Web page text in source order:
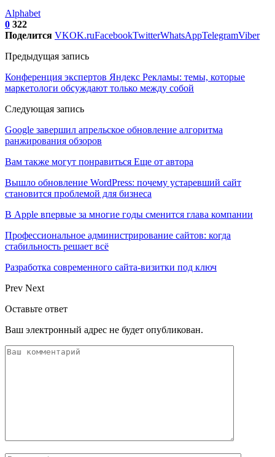
Alphabet
0 322
Поделится VKOK.ruFacebookTwitterWhatsAppTelegramViber
Предыдущая запись
Конференция экспертов Яндекс Рекламы: темы, которые
маркетологи обсуждают только между собой
Следующая запись
Google завершил апрельское обновление алгоритма
ранжирования обзоров
Вам также могут понравиться Еще от автора
Вышло обновление WordPress: почему устаревший сайт
становится проблемой для бизнеса
В Apple впервые за многие годы сменится глава компании
Профессиональное администрирование сайтов: когда
стабильность решает всё
Разработка современного сайта-визитки под ключ
Prev Next
Оставьте ответ
Ваш электронный адрес не будет опубликован.